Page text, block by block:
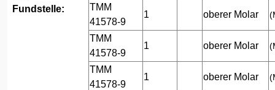
Fundstelle:
TMM
41578-9
1 oberer Molar
TMM
41578-9
1 oberer Molar
TMM
41578-9
1 oberer Molar